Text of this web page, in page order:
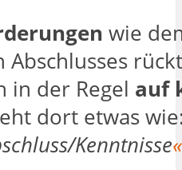
wie
rückt
in der Regel auf
dort etwas
Kenntnisse«